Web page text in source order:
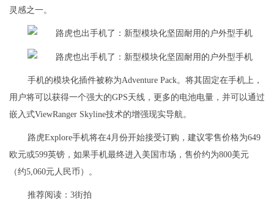
灵感之一。
手机的模块化插件被称为Adventure Pack。将其固定在手机上，
用户将可以获得一个强大的GPS天线，更多的电池电量，并可以通过
嵌入式ViewRanger Skyline技术的增强现实导航。
路虎Explore手机将在4月份开始接受订购，建议零售价格为649
欧元或599英镑，如果手机最终进入美国市场，售价约为800美元
（约5,060元人民币）。
推荐阅读： 3街拍